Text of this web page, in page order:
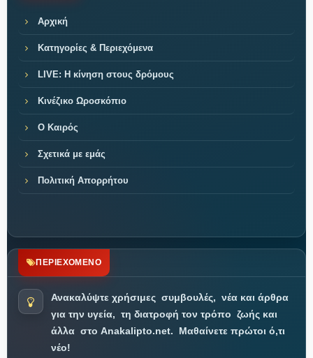
Αρχική
Κατηγορίες & Περιεχόμενα
LIVE: Η κίνηση στους δρόμους
Κινέζικο Ωροσκόπιο
Ο Καιρός
Σχετικά με εμάς
Πολιτική Απορρήτου
ΠΕΡΙΕΧΟΜΕΝΟ
Ανακαλύψτε χρήσιμες συμβουλές, νέα και άρθρα
για την υγεία, τη διατροφή τον τρόπο ζωής και
άλλα στο Anakalipto.net.
Μαθαίνετε πρώτοι ό,τι
νέο!